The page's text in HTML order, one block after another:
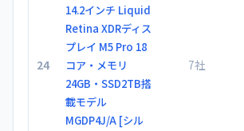
24
14.2インチ Liquid
Retina XDRディス
プレイ M5 Pro 18
コア・メモリ
24GB・SSD2TB搭
載モデル
MGDP4J/A [シル
7社